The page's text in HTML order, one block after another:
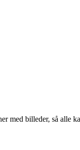
med billeder, så alle